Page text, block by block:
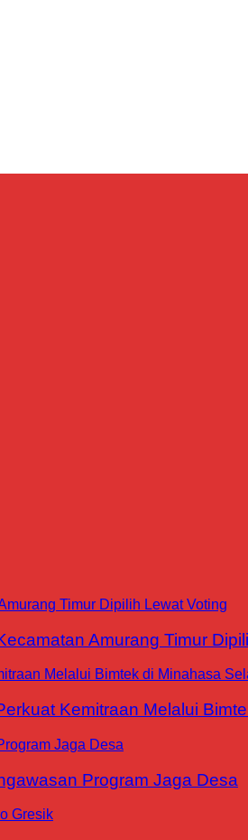
Amurang Timur
Kemitraan Melalui
Program Jaga Desa